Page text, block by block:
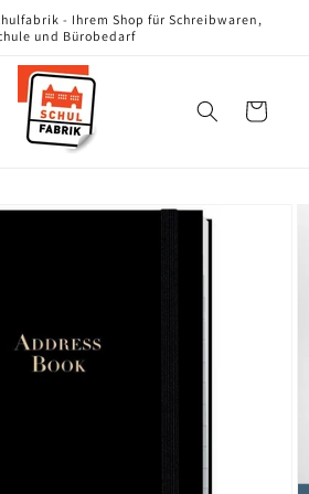
- Ihrem Shop für Schreibwaren,
und Bürobedarf
Warenkorb